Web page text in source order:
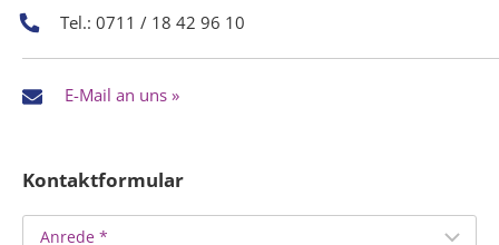
Tel.: 0711 / 18 42 96 10
E-Mail an uns »
Kontaktformular